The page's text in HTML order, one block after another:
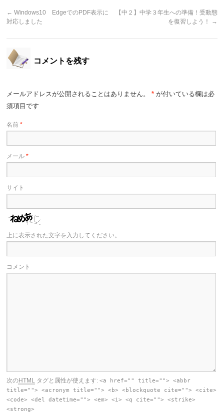
← Windows10 EdgeでのPDF表示に
対応しました
【中２】中学３年生への準備！受動態
を復習しよう！
→
コメントを残す
メールアドレスが公開されることはありません。 * が付いている欄は必
須項目です
名前*
メール*
サイト
上に表示された文字を入力してください。
コメント
次のHTML タグと属性が使えます:<a href="" title=""> <abbr
title=""> <acronym title=""> <b> <blockquote cite=""> <cite>
<code> <del datetime=""> <em> <i> <q cite=""> <strike>
<strong>